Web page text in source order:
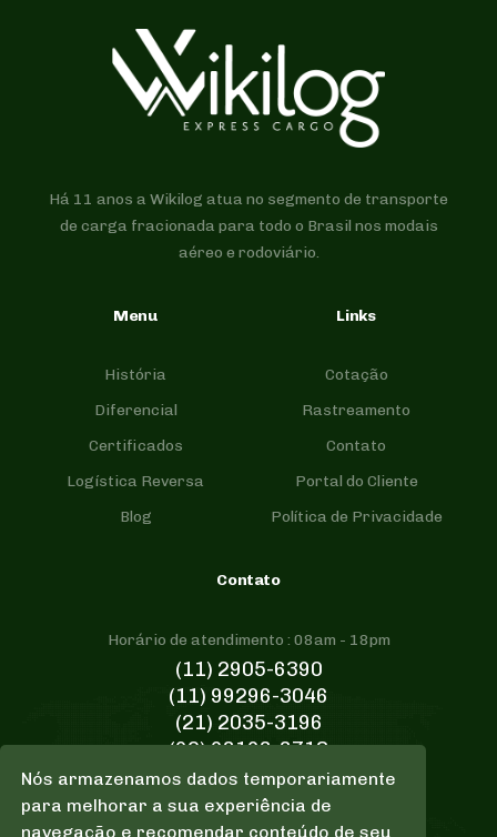
Nós armazenamos dados temporariamente
para melhorar a sua experiência de
navegação e recomendar conteúdo de seu
Há 11 anos a Wikilog atua no segmento de transporte
de carga fracionada para todo o Brasil nos modais
aéreo e rodoviário.
Menu
História
Diferencial
Certificados
Logística Reversa
Blog
Links
Cotação
Rastreamento
Contato
Portal do Cliente
Política de Privacidade
Contato
Horário de atendimento : 08am - 18pm
(11) 2905-6390
(11) 99296-3046
(21) 2035-3196
(92) 98168-8713
E-mail de Contato
comercial@wikilog.com.br